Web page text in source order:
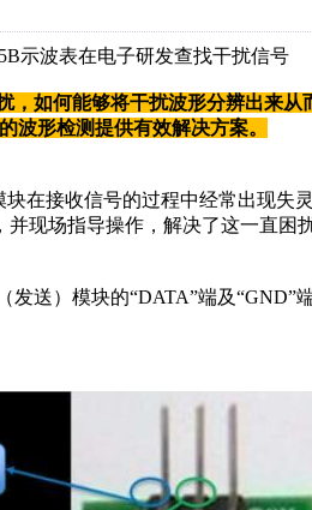
示波表在电子研发查找干扰信号
，如何能够将干扰波形分辨出来
波形检测提供有效解决方案。
块在接收信号的过程中经常出现失
并现场指导操作，解决了这一直困
发送） 模块的“DATA”端及“GND”